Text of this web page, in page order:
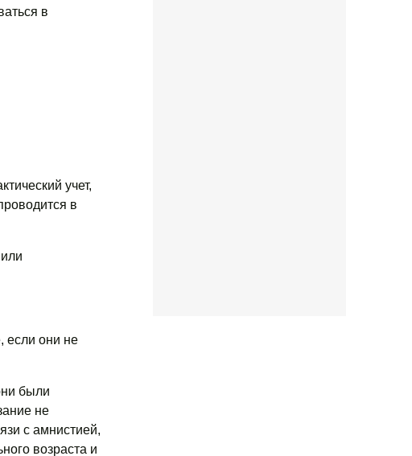
в
учет,
в
если они не
были
не
с амнистией,
возраста и